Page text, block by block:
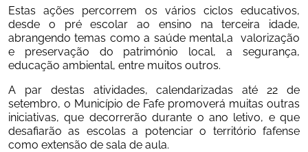
Estas ações percorrem os vários ciclos educativos,
desde o pré escolar ao ensino na terceira idade,
abrangendo temas como a saúde mental,a  valorização
e preservação do património local, a segurança,
educação ambiental, entre muitos outros.
A par destas atividades, calendarizadas até 22 de
setembro, o Município de Fafe promoverá muitas outras
iniciativas, que decorrerão durante o ano letivo, e que
desafiarão as escolas a potenciar o território fafense
como extensão de sala de aula.